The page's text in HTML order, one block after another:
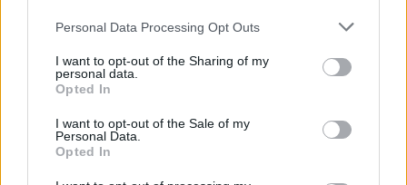
Personal Data Processing Opt Outs
I want to opt-out of the Sharing of my
personal data.
Opted In
I want to opt-out of the Sale of my
Personal Data.
Opted In